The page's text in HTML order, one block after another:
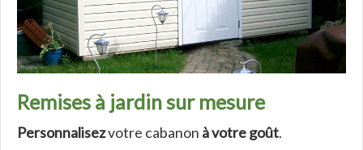
Remises à jardin sur mesure
Personnalisezvotre cabanon à votre goût.